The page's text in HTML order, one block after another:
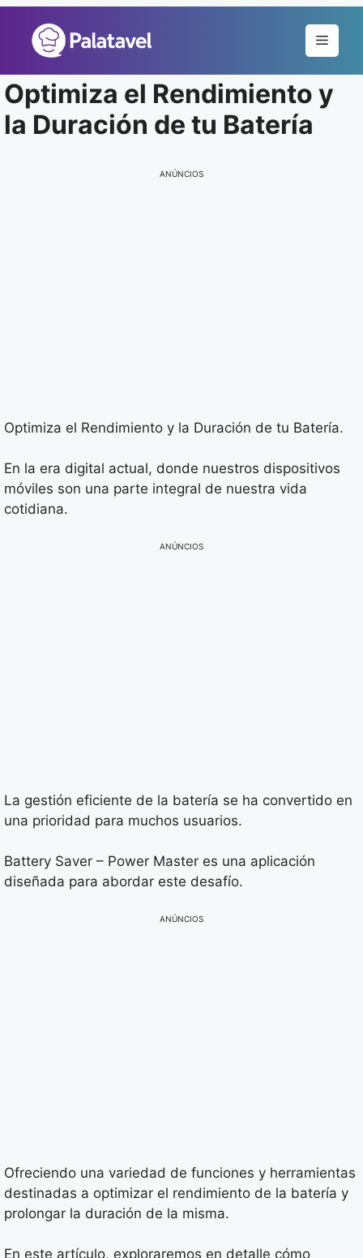
conteúdo
Menu
Optimiza el Rendimiento y
la Duración de tu Batería
ANÚNCIOS
Optimiza el Rendimiento y la Duración de tu Batería.
En la era digital actual, donde nuestros dispositivos
móviles son una parte integral de nuestra vida
cotidiana.
ANÚNCIOS
La gestión eficiente de la batería se ha convertido en
una prioridad para muchos usuarios.
Battery Saver – Power Master es una aplicación
diseñada para abordar este desafío.
ANÚNCIOS
Ofreciendo una variedad de funciones y herramientas
destinadas a optimizar el rendimiento de la batería y
prolongar la duración de la misma.
En este artículo, exploraremos en detalle cómo